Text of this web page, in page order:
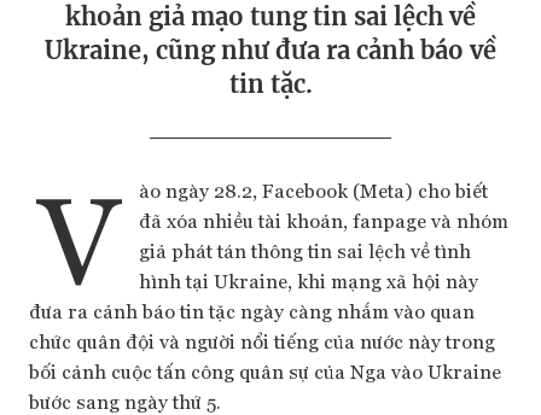
khoản giả mạo tung tin sai lệch về
Ukraine, cũng như đưa ra cảnh báo về
tin tặc.
V
ào ngày 28.2, Facebook (Meta) cho biết
đã xóa nhiều tài khoản, fanpage và nhóm
giả phát tán thông tin sai lệch về tình
hình tại Ukraine, khi mạng xã hội này
đưa ra cảnh báo tin tặc ngày càng nhắm vào quan
chức quân đội và người nổi tiếng của nước này trong
bối cảnh cuộc tấn công quân sự của Nga vào Ukraine
bước sang ngày thứ 5.